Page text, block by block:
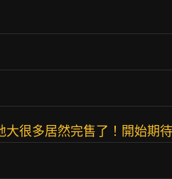
大很多居然完售了！開始期